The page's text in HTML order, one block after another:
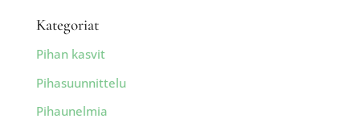
Kategoriat
Pihan kasvit
Pihasuunnittelu
Pihaunelmia